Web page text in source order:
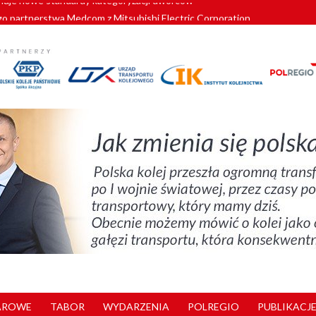
partnerstwa Medcom z Mitsubishi Electric Corporation
znów szuka dostawcy nowych EZT
kolejowych w północnej Wielkopolsce. Łatwiejsze dojazdy do pracy i
nowe standardy kategoryzacji dworców
TABOR WYDARZENIA POLREGIO